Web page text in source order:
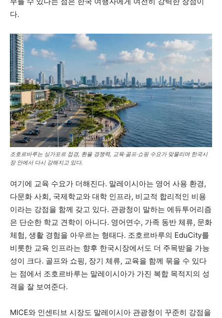
다.
조호르바루는 싱가포르 접경, 환율 경쟁력, 교육·골프·쇼핑 수요가 맞물리며 한국시
장 안에서 다시 강해지고 있다.
여기에 교육 수요가 더해진다. 말레이시아는 영어 사용 환경,
다문화 사회, 국제학교와 대학 인프라, 비교적 합리적인 비용
이라는 강점을 함께 갖고 있다. 관광청이 말하는 에듀투어리즘
은 단순한 학교 견학이 아니다. 영어연수, 가족 동반 체류, 문화
체험, 생활 경험을 아우르는 형태다. 조호르바루의 EduCity를
비롯한 교육 인프라는 향후 한국시장에서도 더 주목받을 가능
성이 크다. 골프와 쇼핑, 장기 체류, 교육을 함께 묶을 수 있다
는 점에서 조호르바루는 말레이시아가 가진 복합 목적지의 성
격을 잘 보여준다.
MICE와 인센티브 시장도 말레이시아 관광청이 꾸준히 강점을